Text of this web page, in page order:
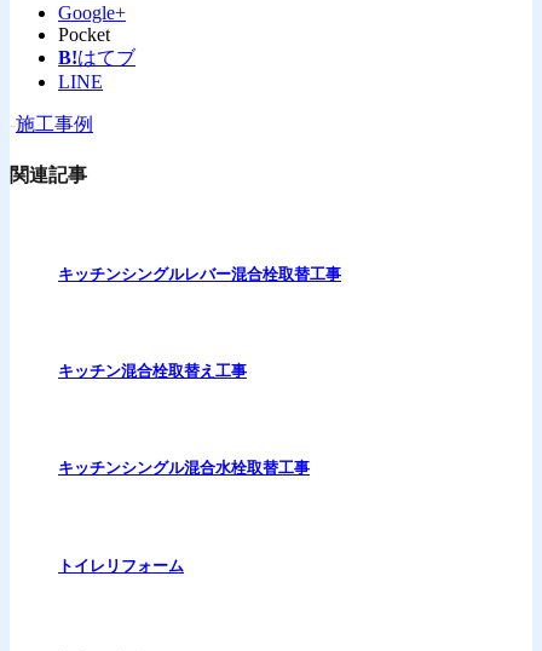
Google+
Pocket
B!はてブ
LINE
-施工事例
関連記事
キッチンシングルレバー混合栓取替工事
キッチン混合栓取替え工事
キッチンシングル混合水栓取替工事
トイレリフォーム